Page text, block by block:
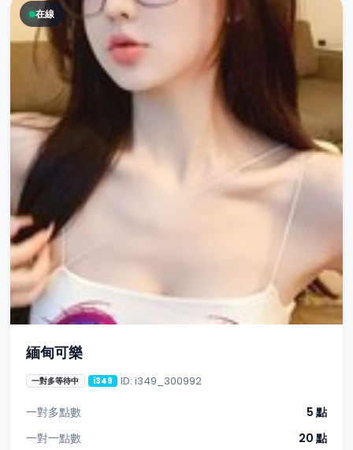
在線
緬甸可樂
一對多等待中 i349 ID: i349_300992
一對多點數
5 點
一對一點數
20 點